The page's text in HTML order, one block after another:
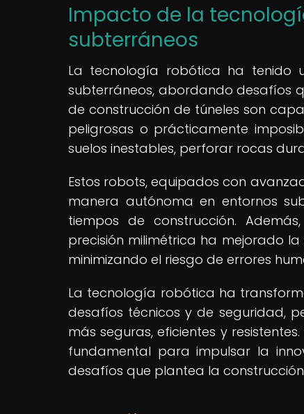
Impacto de la
subterráneos
La tecnología robótica ha tenido
subterráneos, abordando desafíos
de construcción de túneles son
peligrosas o prácticamente
suelos inestables, perforar rocas
Estos robots, equipados con
manera autónoma en entornos
tiempos de construcción.
precisión milimétrica ha mejorado
minimizando el riesgo de errores
La tecnología robótica ha
desafíos técnicos y de seguridad,
más seguras, eficientes y
fundamental para impulsar la
desafíos que plantea la